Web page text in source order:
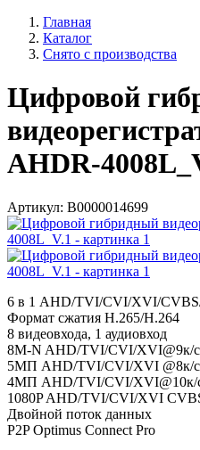
Главная
Каталог
Снято с производства
Цифровой
AHDR-
Артикул: В0000014699
6 в 1 AHD/TVI/CVI/XVI/
Формат сжатия H.265/H.264
8 видеовхода, 1 аудиовход
8M-N AHD/TVI/CVI/XVI@9к/
5MП AHD/TVI/CVI/XVI @8к/
4MП AHD/TVI/CVI/XVI@10к/
1080P AHD/TVI/CVI/XVI
Двойной поток данных
P2P Optimus Connect Pro